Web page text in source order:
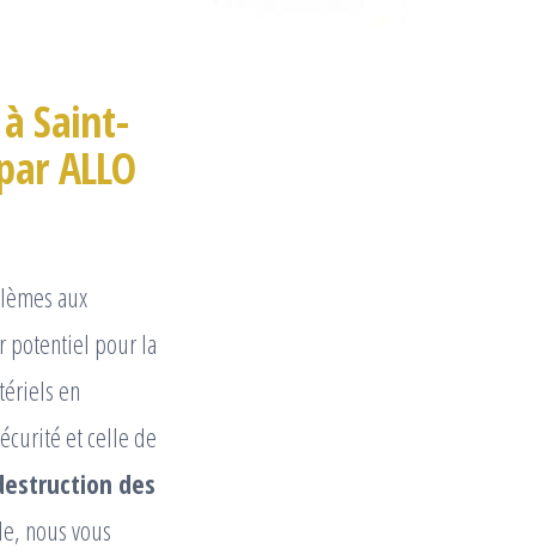
Saint-
ALLO
aux
potentiel pour la
en
et celle de
des
nous vous